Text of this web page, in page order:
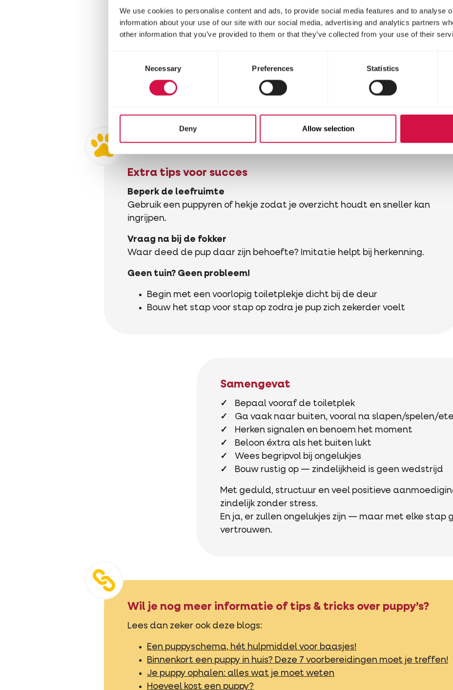
We use cookies to personalise content and ads, to provide social media features and to analyse
information about your use of our site with our social media, advertising and analytics partners
other information that you’ve provided to them or that they’ve collected from your use of their
Necessary Preferences Statistics
Deny Allow selection
Word nooit boos!
Zet je pup rustig buiten
Straf je je pup? Je puppy zal niet meer durven tonen
behoefte moet doen of zijn behoefte niet meer
Extra tips voor succes
Beperk de leefruimte
Gebruik een puppyren of hekje zodat je overzicht houdt en sneller kan
ingrijpen.
Vraag na bij de fokker
Waar deed de pup daar zijn behoefte? Imitatie helpt bij herkenning.
Geen tuin? Geen probleem!
Begin met een voorlopig toiletplekje dicht bij de deur
Bouw het stap voor stap op zodra je pup zich zekerder voelt
Samengevat
Bepaal vooraf de toiletplek
Ga vaak naar buiten, vooral na slapen/spelen/
Herken signalen en benoem het moment
Beloon éxtra als het buiten lukt
Wees begripvol bij ongelukjes
Bouw rustig op — zindelijkheid is geen wedstrijd
Met geduld, structuur en veel positieve
zindelijk zonder stress.
En ja, er zullen ongelukjes zijn — maar met elke stap
vertrouwen.
Wil je nog meer informatie of tips & tricks over puppy’s?
Lees dan zeker ook deze blogs:
Een puppyschema, hét hulpmiddel voor baasjes!
Binnenkort een puppy in huis? Deze 7 voorbereidingen moet je treffen!
Je puppy ophalen: alles wat je moet weten
Hoeveel kost een puppy?